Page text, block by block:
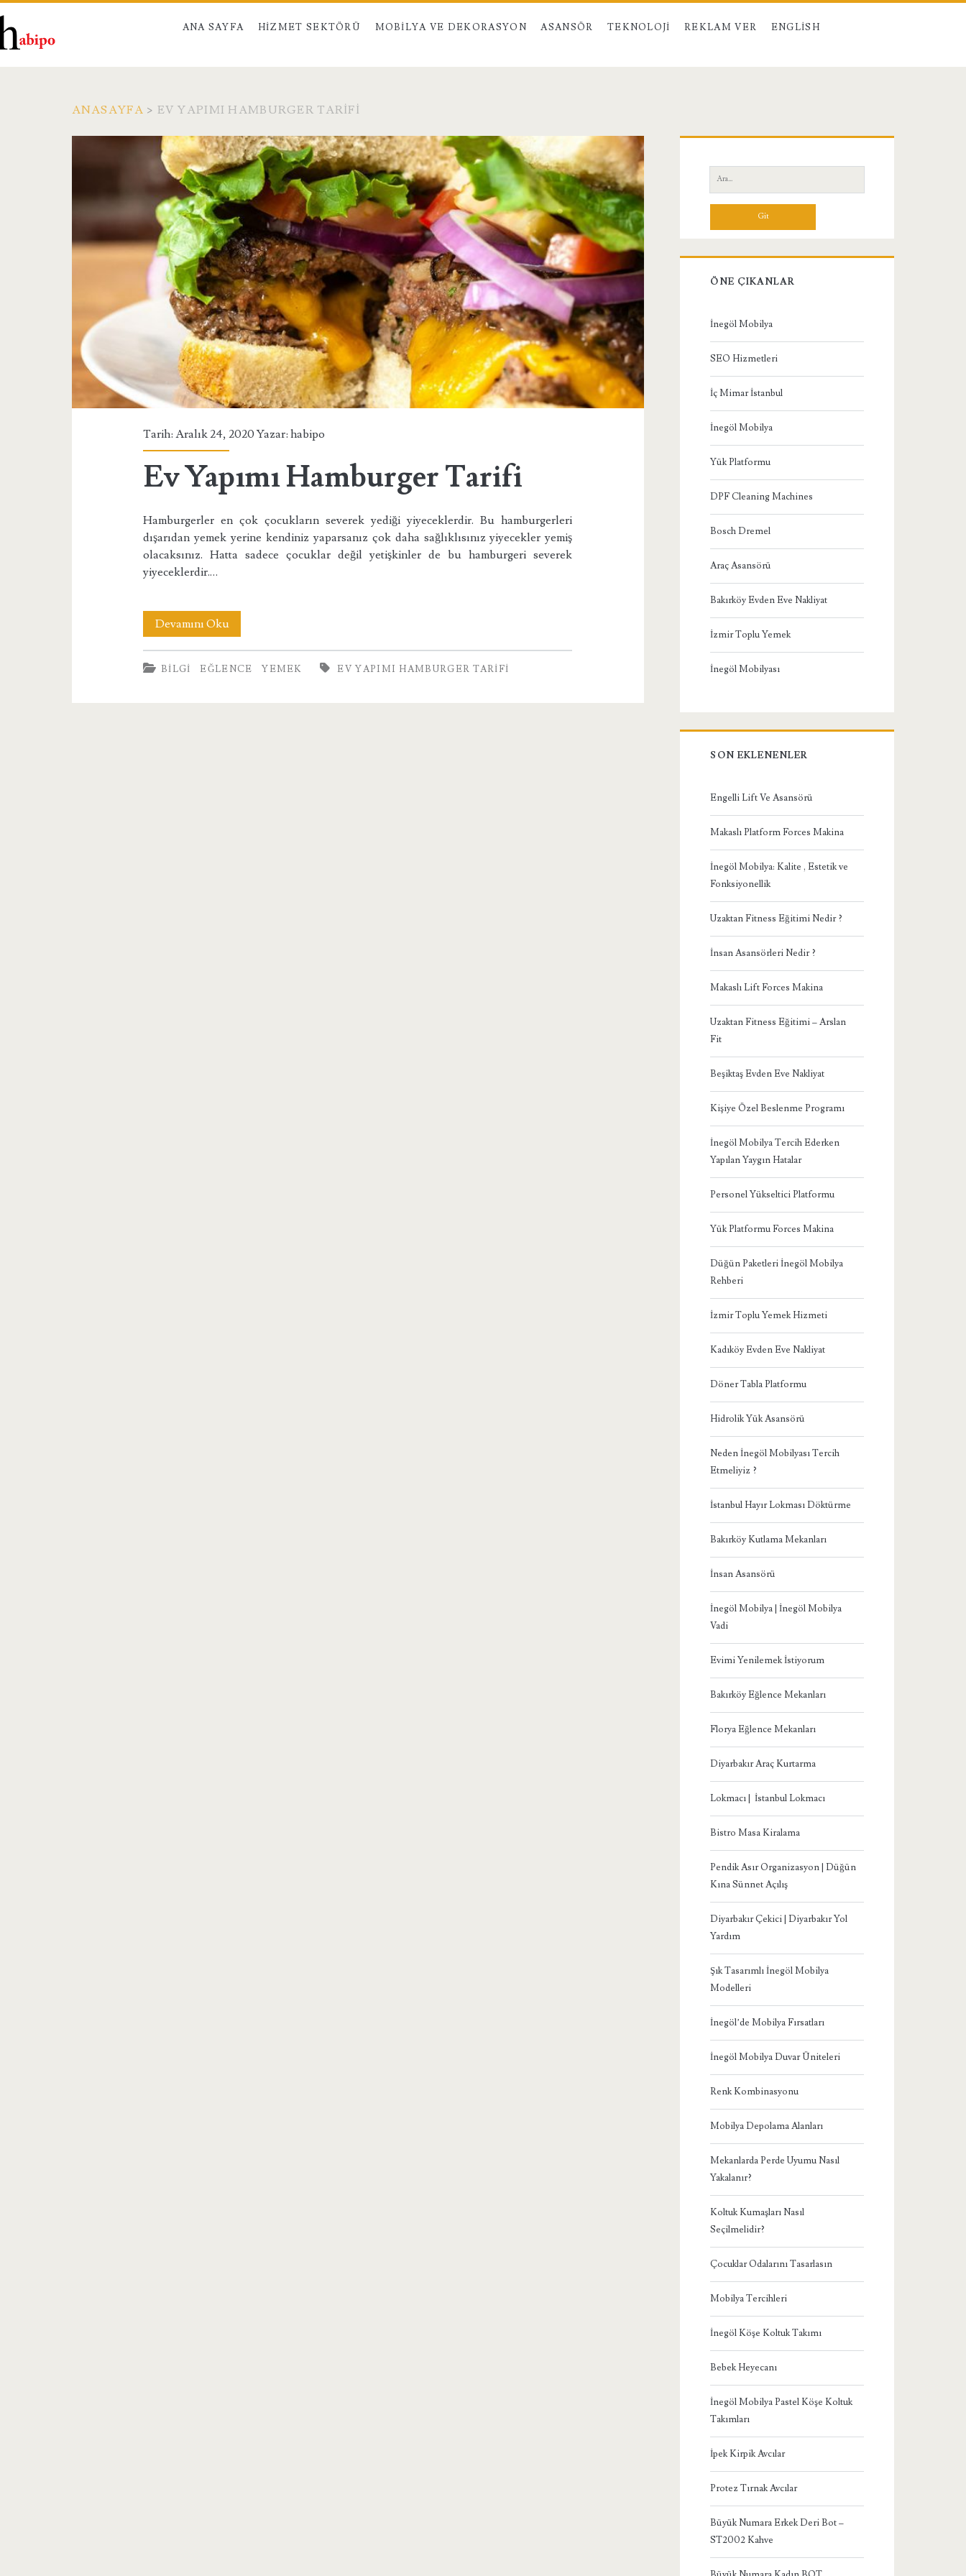
ANA SAYFA HIZMET SEKTÖRÜ MOBILYA VE DEKORASYON ASANSÖR TEKNOLOJI REKLAM VER ENGLISH
ANASAYFA > EV YAPIMI HAMBURGER TARIFI
Etiket:
<span>Ev
Yapımı
Hamburger
Tarifi</span>
Tarih: Aralık 24, 2020 Yazar:habipo
Ev Yapımı Hamburger Tarifi
Hamburgerler en çok çocukların severek yediği yiyeceklerdir. Bu hamburgerleri
dışarıdan yemek yerine kendiniz yaparsanız çok daha sağlıklısınız yiyecekler yemiş
olacaksınız. Hatta sadece çocuklar değil yetişkinler de bu hamburgeri severek
yiyeceklerdir.…
Devamını OkuEv
Yapımı
Hamburger
BILGI EĞLENCE YEMEK EV YAPIMI HAMBURGER TARIFI
Yan
Menü
Ara:
ÖNE ÇIKANLAR
İnegöl Mobilya
SEO Hizmetleri
İç Mimar İstanbul
İnegöl Mobilya
Yük Platformu
DPF Cleaning Machines
Bosch Dremel
Araç Asansörü
Bakırköy Evden Eve Nakliyat
İzmir Toplu Yemek
İnegöl Mobilyası
SON EKLENENLER
Engelli Lift Ve Asansörü
Makaslı Platform Forces Makina
İnegöl Mobilya: Kalite , Estetik ve
Fonksiyonellik
Uzaktan Fitness Eğitimi Nedir ?
İnsan Asansörleri Nedir ?
Makaslı Lift Forces Makina
Uzaktan Fitness Eğitimi – Arslan
Fit
Beşiktaş Evden Eve Nakliyat
Kişiye Özel Beslenme Programı
İnegöl Mobilya Tercih Ederken
Yapılan Yaygın Hatalar
Personel Yükseltici Platformu
Yük Platformu Forces Makina
Düğün Paketleri İnegöl Mobilya
Rehberi
İzmir Toplu Yemek Hizmeti
Kadıköy Evden Eve Nakliyat
Döner Tabla Platformu
Hidrolik Yük Asansörü
Neden İnegöl Mobilyası Tercih
Etmeliyiz ?
İstanbul Hayır Lokması Döktürme
Bakırköy Kutlama Mekanları
İnsan Asansörü
İnegöl Mobilya | İnegöl Mobilya
Vadi
Evimi Yenilemek İstiyorum
Bakırköy Eğlence Mekanları
Florya Eğlence Mekanları
Diyarbakır Araç Kurtarma
Lokmacı | İstanbul Lokmacı
Bistro Masa Kiralama
Pendik Asır Organizasyon | Düğün
Kına Sünnet Açılış
Diyarbakır Çekici | Diyarbakır Yol
Yardım
Şık Tasarımlı İnegöl Mobilya
Modelleri
İnegöl’de Mobilya Fırsatları
İnegöl Mobilya Duvar Üniteleri
Renk Kombinasyonu
Mobilya Depolama Alanları
Mekanlarda Perde Uyumu Nasıl
Yakalanır?
Koltuk Kumaşları Nasıl
Seçilmelidir?
Çocuklar Odalarını Tasarlasın
Mobilya Tercihleri
İnegöl Köşe Koltuk Takımı
Bebek Heyecanı
İnegöl Mobilya Pastel Köşe Koltuk
Takımları
İpek Kirpik Avcılar
Protez Tırnak Avcılar
Büyük Numara Erkek Deri Bot –
ST2002 Kahve